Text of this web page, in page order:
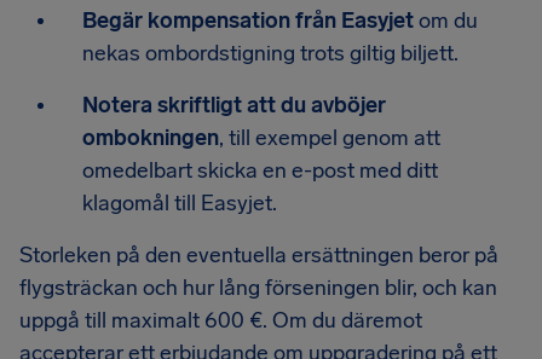
Begär kompensation från Easyjetom du
nekas ombordstigning trots giltig biljett.
Notera skriftligt att du avböjer
ombokningen, till exempel genom att
omedelbart skicka en e-post med ditt
klagomål till Easyjet.
Storleken på den eventuella ersättningen beror på
flygsträckan och hur lång förseningen blir, och kan
uppgå till maximalt 600 €. Om du däremot
accepterar ett erbjudande om uppgradering på ett